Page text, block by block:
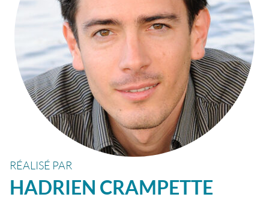
RÉALISÉ PAR
HADRIEN CRAMPETTE